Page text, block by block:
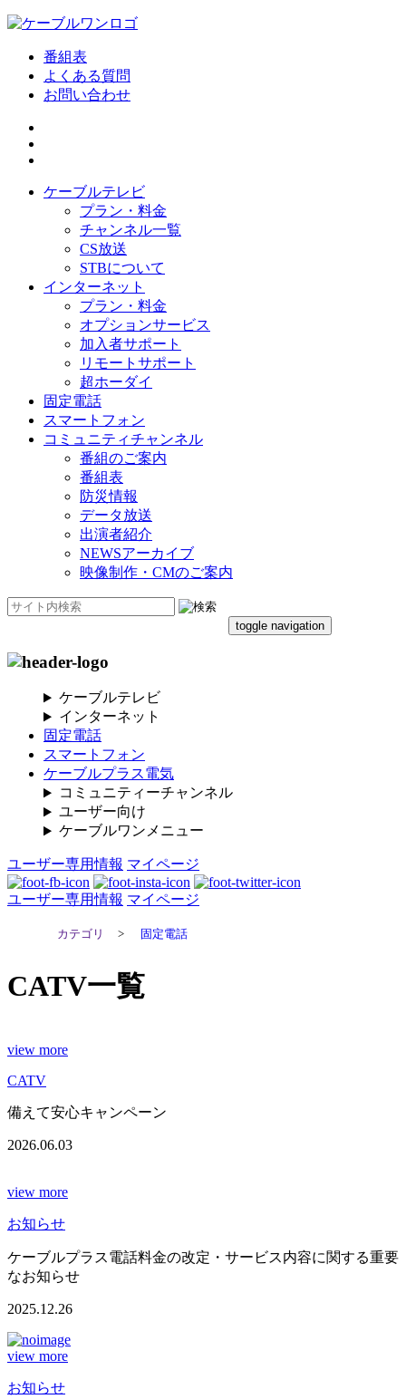
番組表
よくある質問
お問い合わせ
ケーブルテレビ
プラン・料金
チャンネル一覧
CS放送
STBについて
インターネット
プラン・料金
オプションサービス
加入者サポート
リモートサポート
超ホーダイ
固定電話
スマートフォン
コミュニティチャンネル
番組のご案内
番組表
防災情報
データ放送
出演者紹介
NEWSアーカイブ
映像制作・CMのご案内
toggle navigation
ケーブルテレビ
インターネット
固定電話
スマートフォン
ケーブルプラス電気
コミュニティーチャンネル
ユーザー向け
ケーブルワンメニュー
ユーザー専用情報 マイページ
ユーザー専用情報 マイページ
カテゴリ > 固定電話
CATV一覧
view more
CATV
備えて安心キャンペーン
2026.06.03
view more
お知らせ
ケーブルプラス電話料金の改定・サービス内容に関する重要
なお知らせ
2025.12.26
view more
お知らせ